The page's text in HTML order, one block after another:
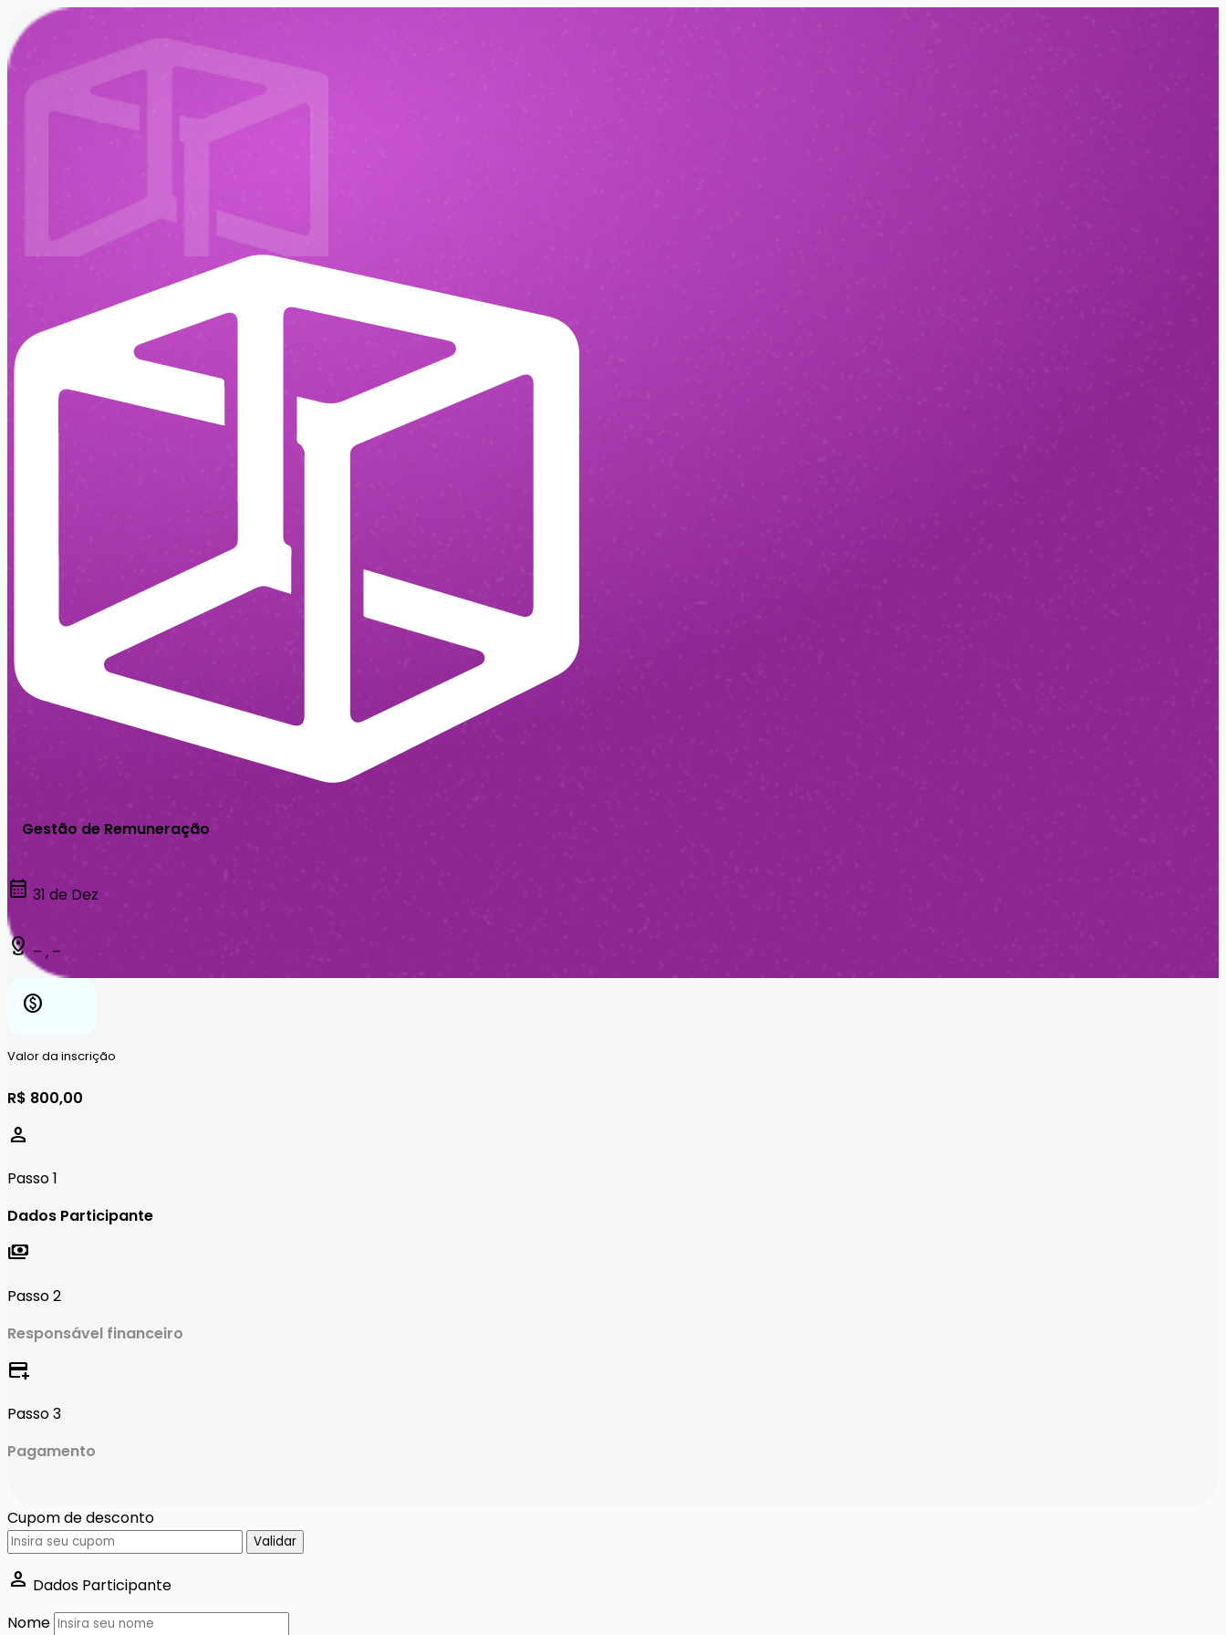
Gestão de Remuneração
calendar_month 31 de Dez
distance – , –
paid
Valor da inscrição
R$ 800,00
person
Passo 1
Dados Participante
payments
Passo 2
Responsável financeiro
add_card
Passo 3
Pagamento
Cupom de desconto
Validar
person Dados Participante
Nome